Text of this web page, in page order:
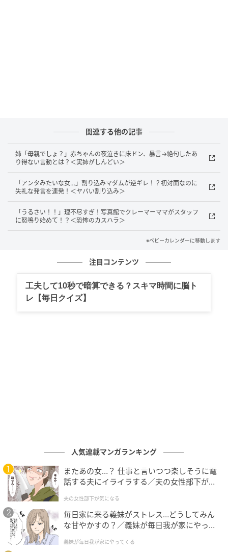
授乳室は赤ちゃんのお世話をする大切な場所だからこ
そ、思いがけない出来事に不安を感じてしまいますよ
ね。特に小さな赤ちゃんを連れている時期は、ママ自
身も心細くなりやすいものです。
万が一に備え、スマートフォンを手元に置いてすぐに
助けを求められるよう連絡を取れるようにしたり、不
安を感じた際は無理をせずスタッフや警備員に相談し
たりすることも大切です。安心して利用できるよう、
周囲の力も借りながら過ごしていきたいですね。
著者：田中美琴／20代女性・主婦／0歳児の男の子の
育児中。専業主婦ママ。毎日美味しい料理作って夫の
クリエイター情報
ベビーカレンダー
です。みんなのクチコミや体験談から産婦人科検
索、おでかけ情報、離乳食レシピまで。月間利用者1
000万人以上。
関連する他の記事
姉「母親でしょ？」赤ちゃんの夜泣きに床ドン、暴言→絶句したあ
り得ない言動とは？＜実姉がしんどい＞
「アンタみたいな女…」割り込みマダムが逆ギレ！？初対面なのに
失礼な発言を連発！＜ヤバい割り込み＞
「うるさい！！」理不尽すぎ！写真館でクレーマーママがスタッフ
に怒鳴り始めて！？＜恐怖のカスハラ＞
※ベビーカレンダーに移動します
注目コンテンツ
工夫して10秒で暗算できる？スキマ時間に脳ト
レ【毎日クイズ】
人気連載マンガランキング
またあの女…？ 仕事と言いつつ楽しそうに電
話する夫にイライラする／夫の女性部下が気
夫の女性部下が気になる
毎日家に来る義妹がストレス…どうしてみん
な甘やかすの？／義妹が毎日我が家にやって
が】
義妹が毎日我が家にやってくる